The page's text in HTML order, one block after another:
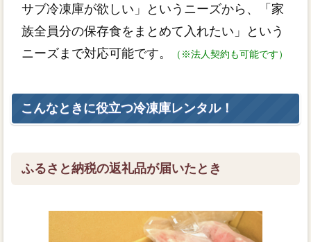
サブ冷凍庫が欲しい」というニーズから、「家
族全員分の保存食をまとめて入れたい」という
ニーズまで対応可能です。
（※法人契約も可能です）
こんなときに役立つ冷凍庫レンタル！
ふるさと納税の返礼品が届いたとき